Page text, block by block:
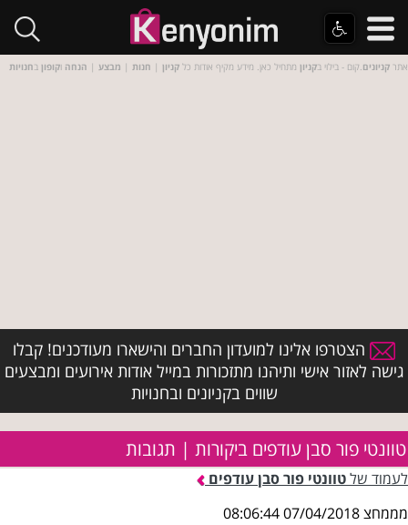
אתר קניונים.קום - בילוי בקניון מתחיל כאן. מידע מקיף אודות כל קניון | חנות | מבצע | הנחה וקופון בחנויות
הצטרפו אלינו למועדון החברים והישארו מעודכנים! קבלו
גישה לאזור אישי ותיהנו מתזכורות במייל אודות אירועים ומבצעים
שווים בקניונים ובחנויות
טוונטי פור סבן עודפים ביקורות | תגובות
לעמוד שלטוונטי פור סבן עודפים
מממחצ 07/04/2018 08:06:44